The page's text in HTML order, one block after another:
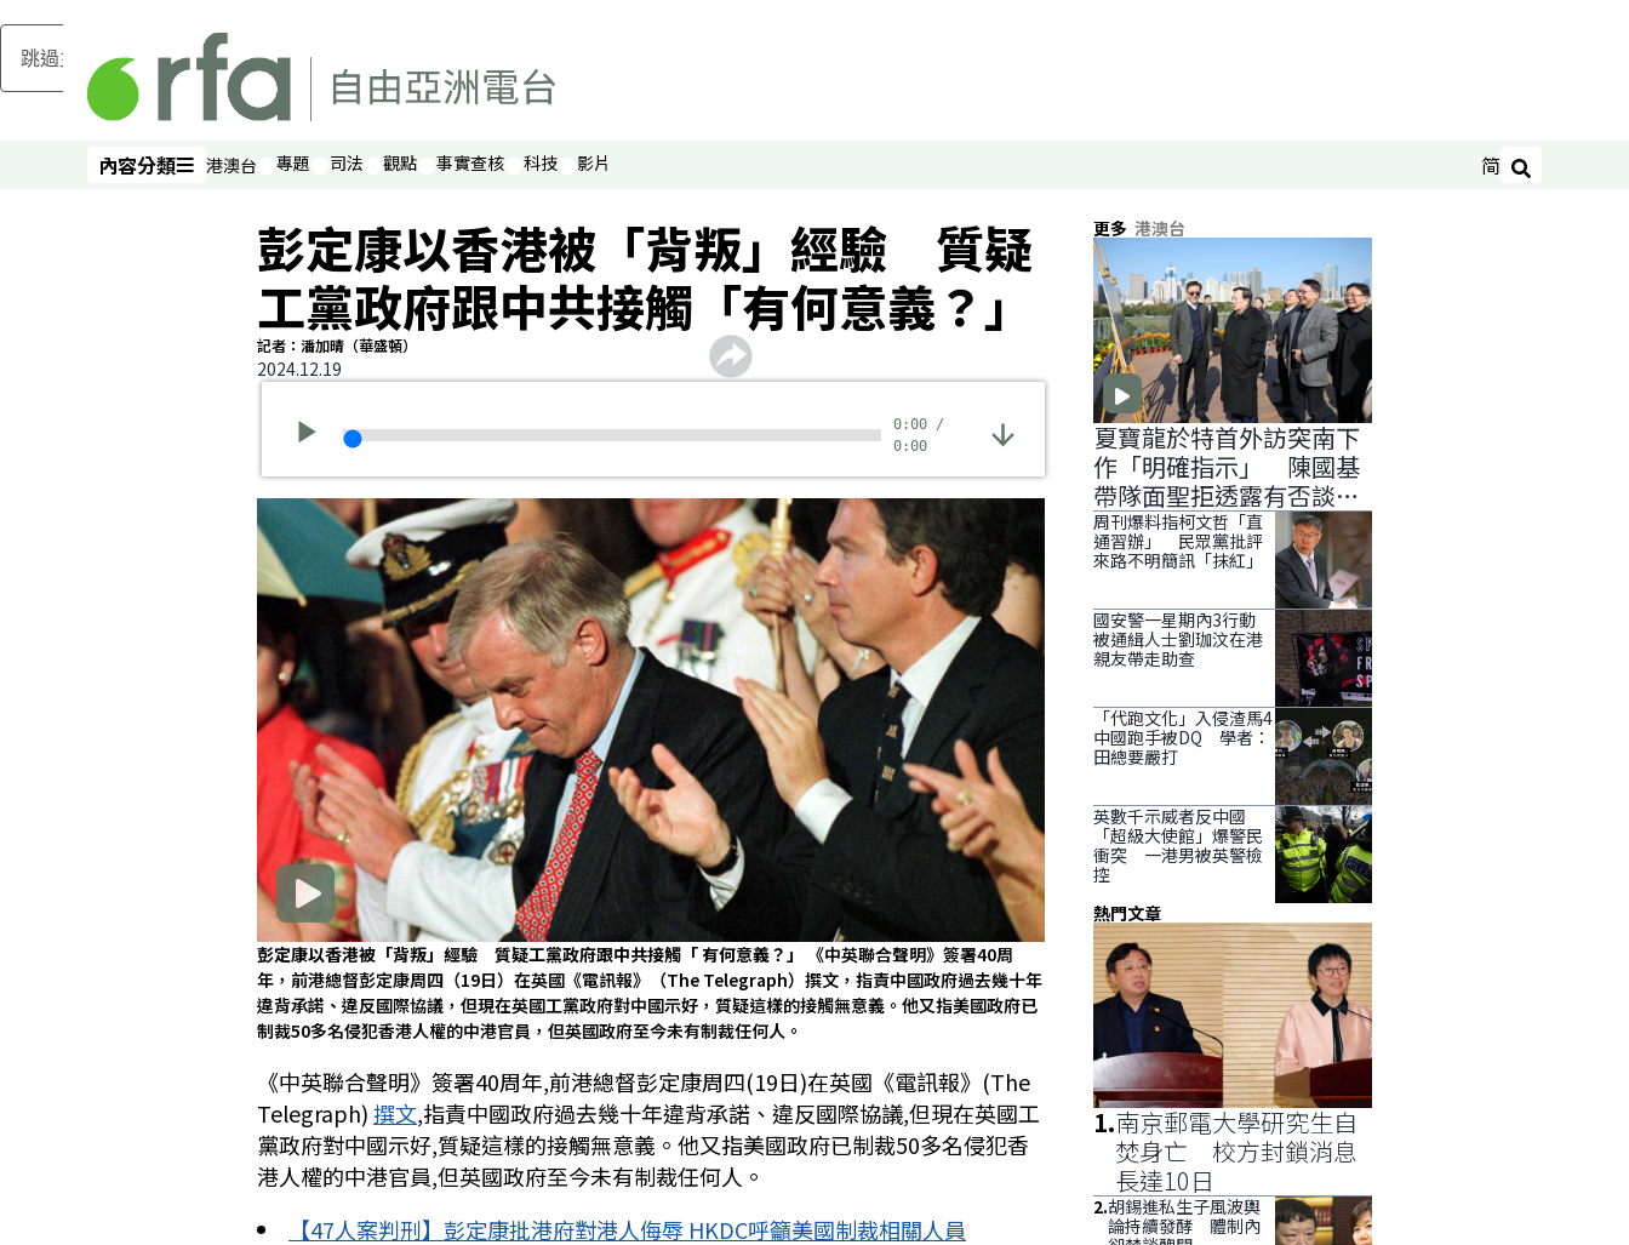
跳過主要內容
內容分類
內容分類 港澳台 專題 司法 觀點 事實查核 科技 影片 简 搜尋
彭定康以香港被「背叛」經驗 質疑
工黨政府跟中共接觸「有何意義？」
記者：潘加晴（華盛頓）
2024.12.19
0:00 /
0:00
彭定康以香港被「背叛」經驗 質疑工黨政府跟中共接觸「 有何意義？」
《中英聯合聲明》簽署40周
年，前港總督彭定康周四（19日）在英國《電訊報》（The Telegraph）撰文，指責中國政府過去幾十年
違背承諾、違反國際協議，但現在英國工黨政府對中國示好，質疑這樣的接觸無意義。他又指美國政府已
制裁50多名侵犯香港人權的中港官員，但英國政府至今未有制裁任何人。
《中英聯合聲明》簽署40周年,前港總督彭定康周四(19日)在英國《電訊報》(The
Telegraph)撰文,指責中國政府過去幾十年違背承諾、違反國際協議,但現在英國工
黨政府對中國示好,質疑這樣的接觸無意義。他又指美國政府已制裁50多名侵犯香
港人權的中港官員,但英國政府至今未有制裁任何人。
【47人案判刑】彭定康批港府對港人侮辱 HKDC呼籲美國制裁相關人員
更多 港澳台
夏寶龍於特首外訪突南下
作「明確指示」 陳國基
帶隊面聖拒透露有否談
「滅赤」
周刊爆料指柯文哲「直
通習辦」 民眾黨批評
來路不明簡訊「抹紅」
國安警一星期內3行動
被通緝人士劉珈汶在港
親友帶走助查
「代跑文化」入侵渣馬4
中國跑手被DQ 學者：
田總要嚴打
英數千示威者反中國
「超級大使館」爆警民
衝突 一港男被英警檢
控
熱門文章
1.南京郵電大學研究生自
焚身亡 校方封鎖消息
長達10日
2.胡錫進私生子風波輿
論持續發酵 體制內